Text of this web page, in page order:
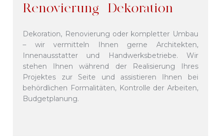
Renovierung - Dekoration
Dekoration, Renovierung oder kompletter Umbau
– wir vermitteln Ihnen gerne Architekten,
Innenausstatter und Handwerksbetriebe. Wir
stehen Ihnen während der Realisierung Ihres
Projektes zur Seite und assistieren Ihnen bei
behördlichen Formalitäten, Kontrolle der Arbeiten,
Budgetplanung.